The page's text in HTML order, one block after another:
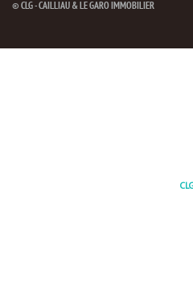
© CLG - CAILLIAU & LE GARO IMMOBILIER
CLG -